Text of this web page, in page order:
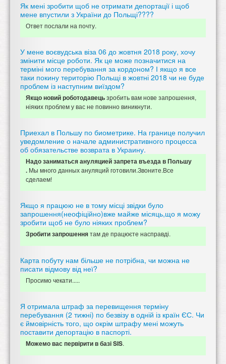
Як мені зробити щоб не отримати депортації і щоб
мене впустили з України до Польщі????
Ответ послали на почту.
У мене воєвудська віза 06 до жовтня 2018 року, хочу
змінити місце роботи. Як це може позначитися на
терміні мого перебування за кордоном? І якщо я все
таки покину територію Польщі в жовтні 2018 чи не буде
проблем із наступним виїздом?
Якщо новий роботодавецьзробить вам нове запрошення,
ніяких проблем у вас не повинно виникнути.
Приехал в Польшу по биометрике. На границе получил
уведомление о начале административного процесса
об обязательстве возврата в Украину.
Надо заниматься ануляцией запрета въезда в Польшу
. Мы много данных ануляций готовили.Звоните.Все
сделаем!
Якщо я працюю не в тому місці звідки було
запрошення(неофіційно)вже майже місяць,що я можу
зробити щоб не було ніяких проблем?
Зробити запрошеннятам де працюєте насправді.
Карта побуту нам більше не потрібна, чи можна не
писати відмову від неї?
Просимо чекати.....
Я отримала штраф за перевищення терміну
перебування (2 тижні) по безвізу в одній із країн ЄС. Чи
є ймовірність того, що окрім штрафу мені можуть
поставити депортацію в паспорті.
Можемо вас первірити в базі SIS.